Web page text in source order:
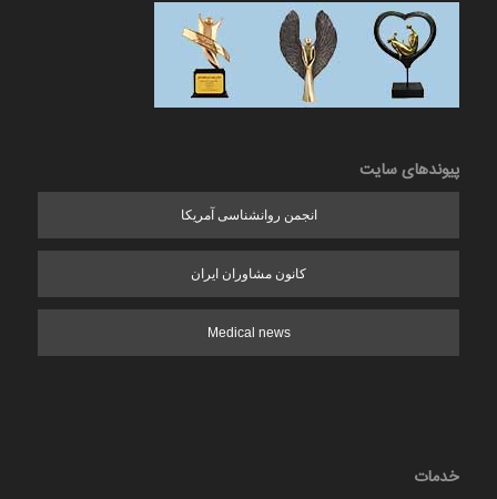
پیوندهای سایت
انجمن روانشناسی آمریکا
کانون مشاوران ایران
Medical news
خدمات